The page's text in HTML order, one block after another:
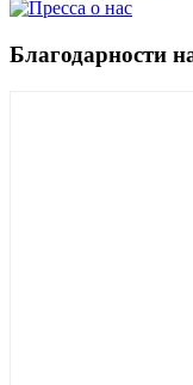
Благодарности